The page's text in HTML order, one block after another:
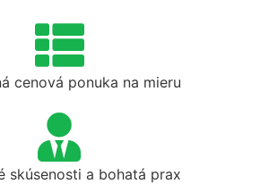
cenová ponuka na mieru
skúsenosti a bohatá prax